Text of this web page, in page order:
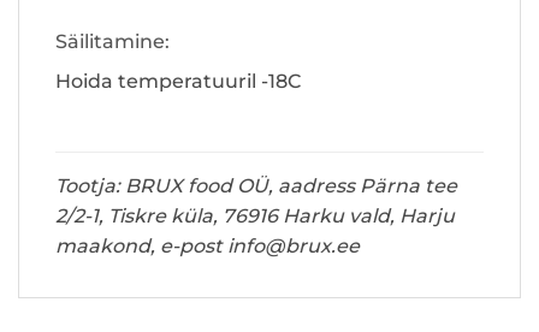
Säilitamine:
Hoida temperatuuril -18C
Tootja: BRUX food OÜ, aadress Pärna tee
2/2-1, Tiskre küla, 76916 Harku vald, Harju
maakond, e-post info@brux.ee